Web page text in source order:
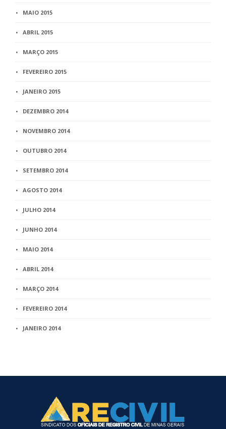
MAIO 2015
ABRIL 2015
MARÇO 2015
FEVEREIRO 2015
JANEIRO 2015
DEZEMBRO 2014
NOVEMBRO 2014
OUTUBRO 2014
SETEMBRO 2014
AGOSTO 2014
JULHO 2014
JUNHO 2014
MAIO 2014
ABRIL 2014
MARÇO 2014
FEVEREIRO 2014
JANEIRO 2014